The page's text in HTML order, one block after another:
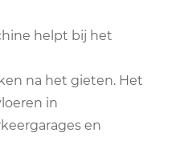
helpt bij het
na het gieten. Het
in
en